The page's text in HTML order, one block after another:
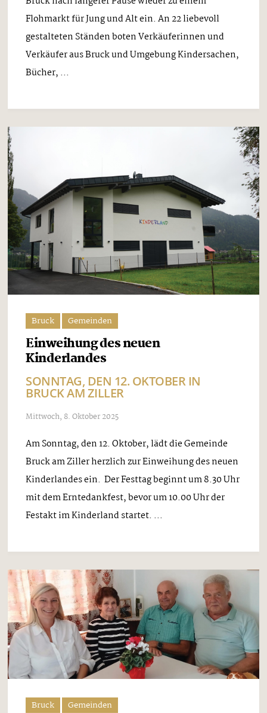
Flohmarkt für Jung und Alt ein. An 22 liebevoll
gestalteten Ständen boten Verkäuferinnen und
Verkäufer aus Bruck und Umgebung Kindersachen,
Bücher, ...
Bruck Gemeinden
Einweihung des neuen
Kinderlandes
SONNTAG, DEN 12. OKTOBER IN
BRUCK AM ZILLER
Mittwoch, 8. Oktober 2025
Am Sonntag, den 12. Oktober, lädt die Gemeinde
Bruck am Ziller herzlich zur Einweihung des neuen
Kinderlandes ein. Der Festtag beginnt um 8.30 Uhr
mit dem Erntedankfest, bevor um 10.00 Uhr der
Festakt im Kinderland startet. ...
Bruck Gemeinden